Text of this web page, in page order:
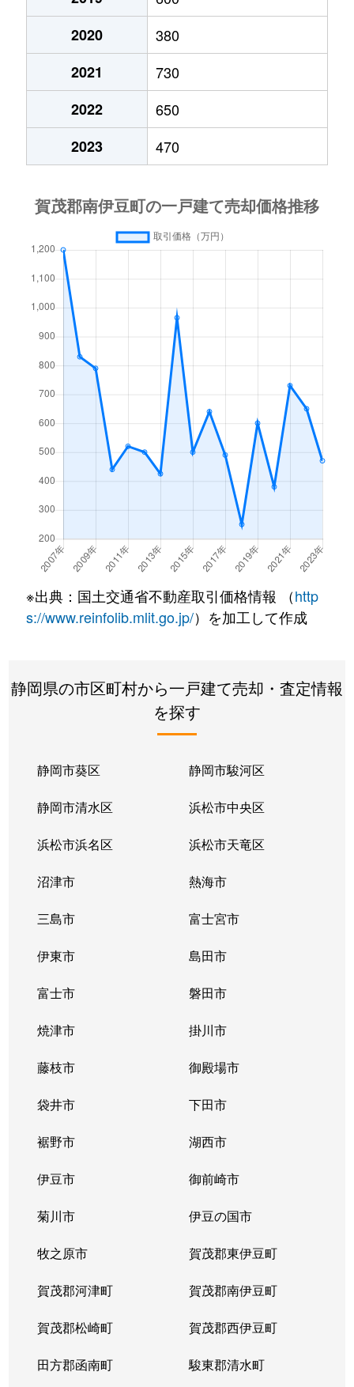
2020
380
2021
730
2022
650
2023
470
※出典：国土交通省不動産取引価格情報 （http
s://www.reinfolib.mlit.go.jp/）を加工して作成
静岡県の市区町村から一戸建て売却・査定情報
を探す
静岡市葵区 静岡市駿河区
静岡市清水区 浜松市中央区
浜松市浜名区 浜松市天竜区
沼津市 熱海市
三島市 富士宮市
伊東市 島田市
富士市 磐田市
焼津市 掛川市
藤枝市 御殿場市
袋井市 下田市
裾野市 湖西市
伊豆市 御前崎市
菊川市 伊豆の国市
牧之原市 賀茂郡東伊豆町
賀茂郡河津町 賀茂郡南伊豆町
賀茂郡松崎町 賀茂郡西伊豆町
田方郡函南町 駿東郡清水町